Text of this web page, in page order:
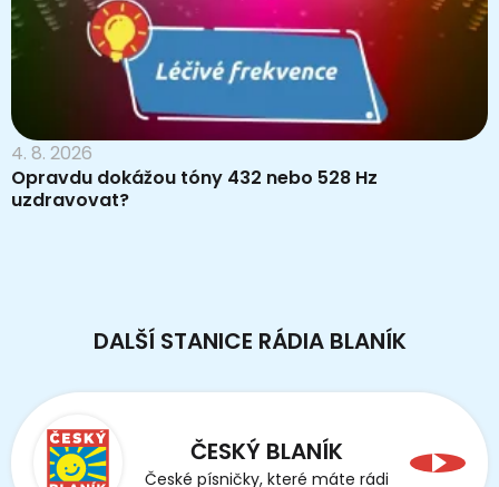
4. 8. 2026
Opravdu dokážou tóny 432 nebo 528 Hz
uzdravovat?
DALŠÍ STANICE RÁDIA BLANÍK
ČESKÝ BLANÍK
České písničky, které máte rádi